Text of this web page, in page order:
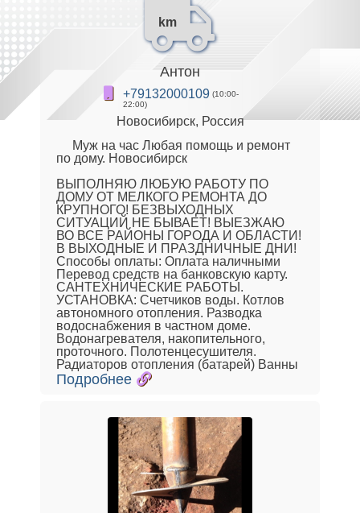
km
Антон
+79132000109 (10:00-
22:00)
Новосибирск, Россия
Муж на час Любая помощь и ремонт
по дому. Новосибирск
ВЫПОЛНЯЮ ЛЮБУЮ РАБОТУ ПО
ДОМУ ОТ МЕЛКОГО РЕМОНТА ДО
КРУПНОГО! БЕЗВЫХОДНЫХ
СИТУАЦИЙ НЕ БЫВАЕТ! ВЫЕЗЖАЮ
ВО ВСЕ РАЙОНЫ ГОРОДА И ОБЛАСТИ!
В ВЫХОДНЫЕ И ПРАЗДНИЧНЫЕ ДНИ!
Способы оплаты: Оплата наличными
Перевод средств на банковскую карту.
САНТЕХНИЧЕСКИЕ РАБОТЫ.
УСТАНОВКА: Счетчиков воды. Котлов
автономного отопления. Разводка
водоснабжения в частном доме.
Водонагревателя, накопительного,
проточного. Полотенцесушителя.
Радиаторов отопления (батарей) Ванны
Подробнее